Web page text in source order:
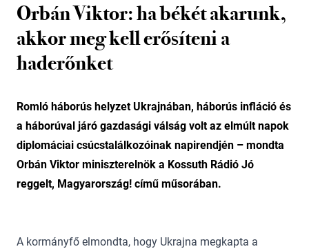
Orbán Viktor: ha békét akarunk,
akkor meg kell erősíteni a
haderőnket
Romló háborús helyzet Ukrajnában, háborús infláció és
a háborúval járó gazdasági válság volt az elmúlt napok
diplomáciai csúcstalálkozóinak napirendjén – mondta
Orbán Viktor miniszterelnök a Kossuth Rádió Jó
reggelt, Magyarország! című műsorában.
A kormányfő elmondta, hogy Ukrajna megkapta a